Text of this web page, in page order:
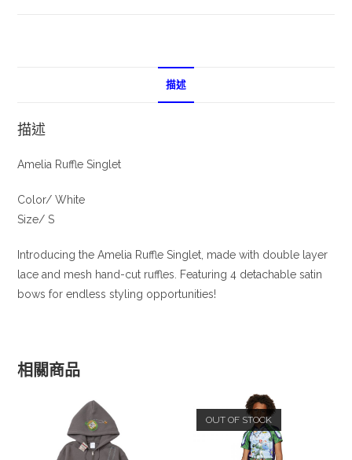
描述
描述
Amelia Ruffle Singlet
Color/ White
Size/ S
Introducing the Amelia Ruffle Singlet, made with double layer
lace and mesh hand-cut ruffles. Featuring 4 detachable satin
bows for endless styling opportunities!
相關商品
OUT OF STOCK